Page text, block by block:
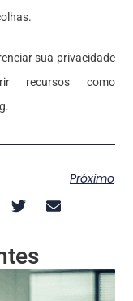
sua privacidade
recursos como
.
Próximo